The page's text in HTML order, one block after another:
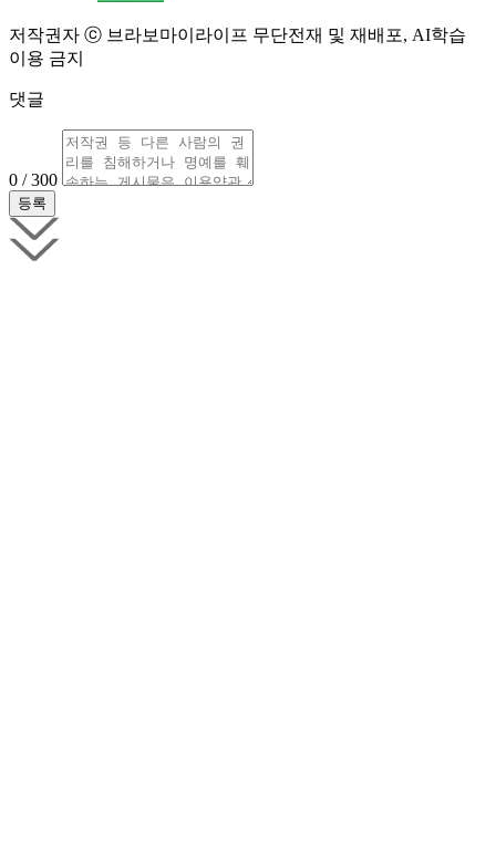
저작권자 ⓒ 브라보마이라이프 무단전재 및 재배포, AI학습
이용 금지
댓글
0 / 300